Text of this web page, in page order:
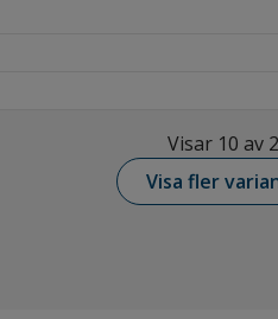
Visar 10 av
Visa fler